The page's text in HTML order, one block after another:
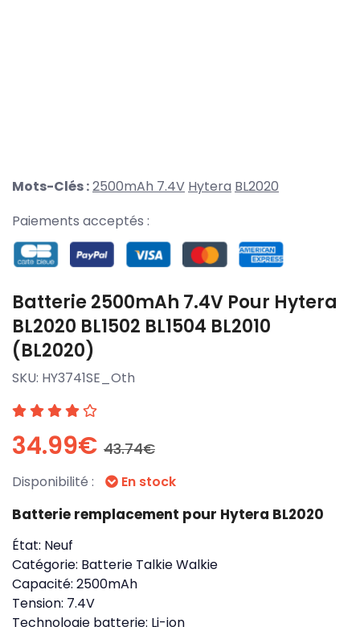
Mots-Clés :2500mAh 7.4V Hytera BL2020
Paiements acceptés :
Batterie 2500mAh 7.4V Pour Hytera
BL2020 BL1502 BL1504 BL2010
(BL2020)
SKU: HY3741SE_Oth
34.99€ 43.74€
Disponibilité : En stock
Batterie remplacement pour Hytera BL2020
État: Neuf
Catégorie: Batterie Talkie Walkie
Capacité: 2500mAh
Tension: 7.4V
Technologie batterie: Li-ion